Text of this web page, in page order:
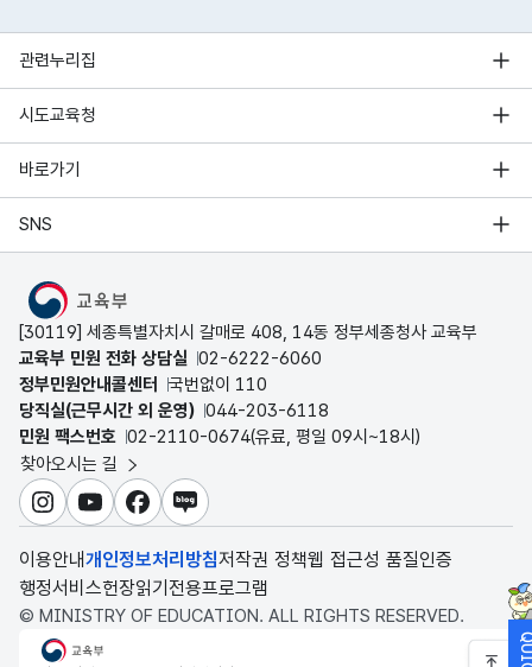
관련누리집
시도교육청
바로가기
SNS
MOE
[30119] 세종특별자치시 갈매로 408, 14동 정부세종청사 교육부
교육부 민원 전화 상담실 02-6222-6060
정부민원안내콜센터
국번없이 110
당직실(근무시간 외 운영) 044-203-6118
민원 팩스번호 02-2110-0674(유료, 평일 09시~18시)
찾아오시는 길
인스타그램
유튜브페이스북
블로그
이용안내개인정보처리방침저작권 정책웹 접근성 품질인증
행정서비스헌장읽기전용프로그램
© MINISTRY OF EDUCATION. ALL RIGHTS RESERVED.
교육부